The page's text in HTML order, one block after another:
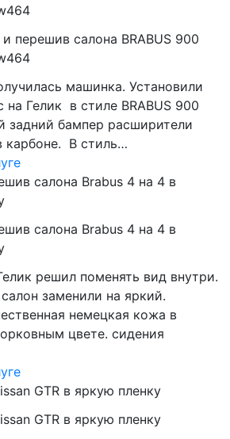
перешив салона BRABUS 900
машинка. Установили
на Гелик в стиле BRABUS 900
задний бампер расширители
карбоне. В стиль…
салона Brabus 4 на 4 в
салона Brabus 4 на 4 в
решил поменять вид внутри.
заменили на яркий.
немецкая кожа в
цвете. сидения
GTR в яркую пленку
GTR в яркую пленку